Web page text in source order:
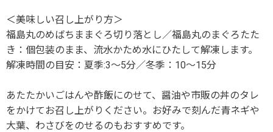
＜美味しい召し上がり方＞
福島丸のめばちままぐろ切り落とし／福島丸のまぐろたた
き：個包装のまま、流水かため水にひたして解凍します。
解凍時間の目安：夏季:3～5分／冬季：10～15分
あたたかいごはんや酢飯にのせて、醤油や市販の丼のタレ
をかけてお召し上がりください。お好みで刻んだ青ネギや
大葉、わさびをのせるのもおすすめです。